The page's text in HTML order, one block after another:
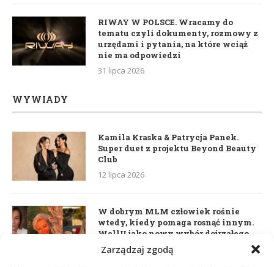
Zarządzaj zgodą
RIWAY W POLSCE. Wracamy do
tematu czyli dokumenty, rozmowy z
urzędami i pytania, na które wciąż
nie ma odpowiedzi
31 lipca 2026
WYWIADY
Kamila Kraska & Patrycja Panek.
Super duet z projektu Beyond Beauty
Club
12 lipca 2026
W dobrym MLM człowiek rośnie
wtedy, kiedy pomaga rosnąć innym.
WellU jako nowy wybór dojrzałego
lidera